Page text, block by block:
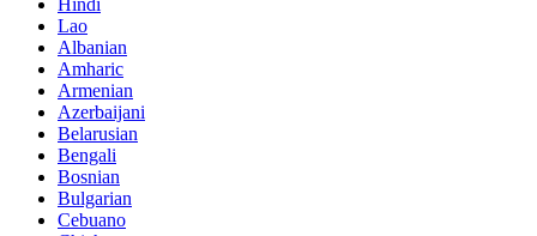
Lao
Albanian
Amharic
Armenian
Azerbaijani
Belarusian
Bengali
Bosnian
Bulgarian
Cebuano